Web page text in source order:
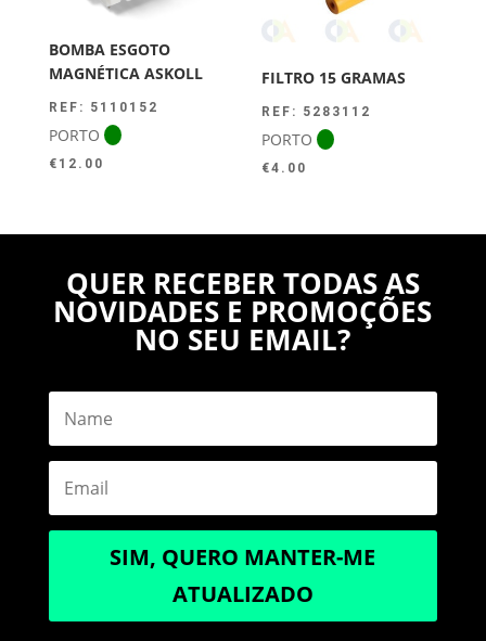
BOMBA ESGOTO
MAGNÉTICA ASKOLL
REF: 5110152
PORTO
€ 12.00
FILTRO 15 GRAMAS
REF: 5283112
PORTO
€4.00
QUER RECEBER TODAS AS
NOVIDADES E PROMOÇÕES
NO SEU EMAIL?
SIM, QUERO MANTER-ME
ATUALIZADO